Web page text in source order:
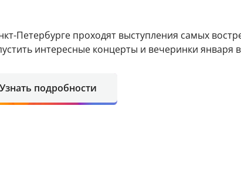
Петербурге проходят выступления самых
интересные концерты и вечеринки
Узнать подробности